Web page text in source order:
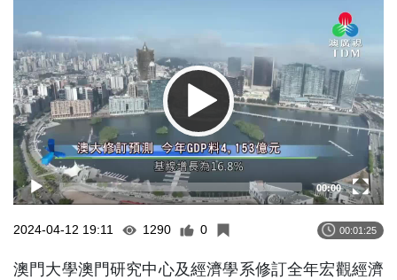
Player
00:00
2024-04-12 19:11 1290 0 00:01:25
澳門大學澳門研究中心及經濟學系修訂全年宏觀經濟